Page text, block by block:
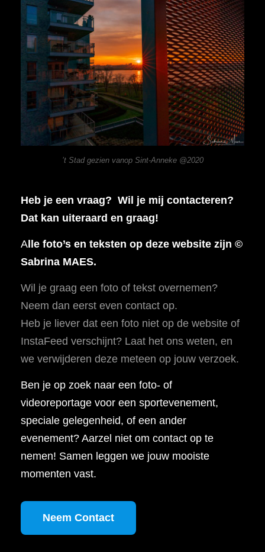
’t Stad gezien vanop Sint-Anneke @2020
Heb je een vraag? Wil je mij contacteren?
Dat kan uiteraard en graag!
Alle foto’s en teksten op deze website zijn ©
Sabrina MAES.
Wil je graag een foto of tekst overnemen?
Neem dan eerst even contact op.
Heb je liever dat een foto niet op de website of
InstaFeed verschijnt? Laat het ons weten, en
we verwijderen deze meteen op jouw verzoek.
Ben je op zoek naar een foto- of
videoreportage voor een sportevenement,
speciale gelegenheid, of een ander
evenement? Aarzel niet om contact op te
nemen! Samen leggen we jouw mooiste
momenten vast.
Neem Contact